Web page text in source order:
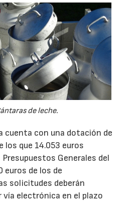
de leche.
cuenta con una dotación de
los que 14.053 euros
Generales del
euros de los de
solicitudes deberán
vía electrónica en el plazo